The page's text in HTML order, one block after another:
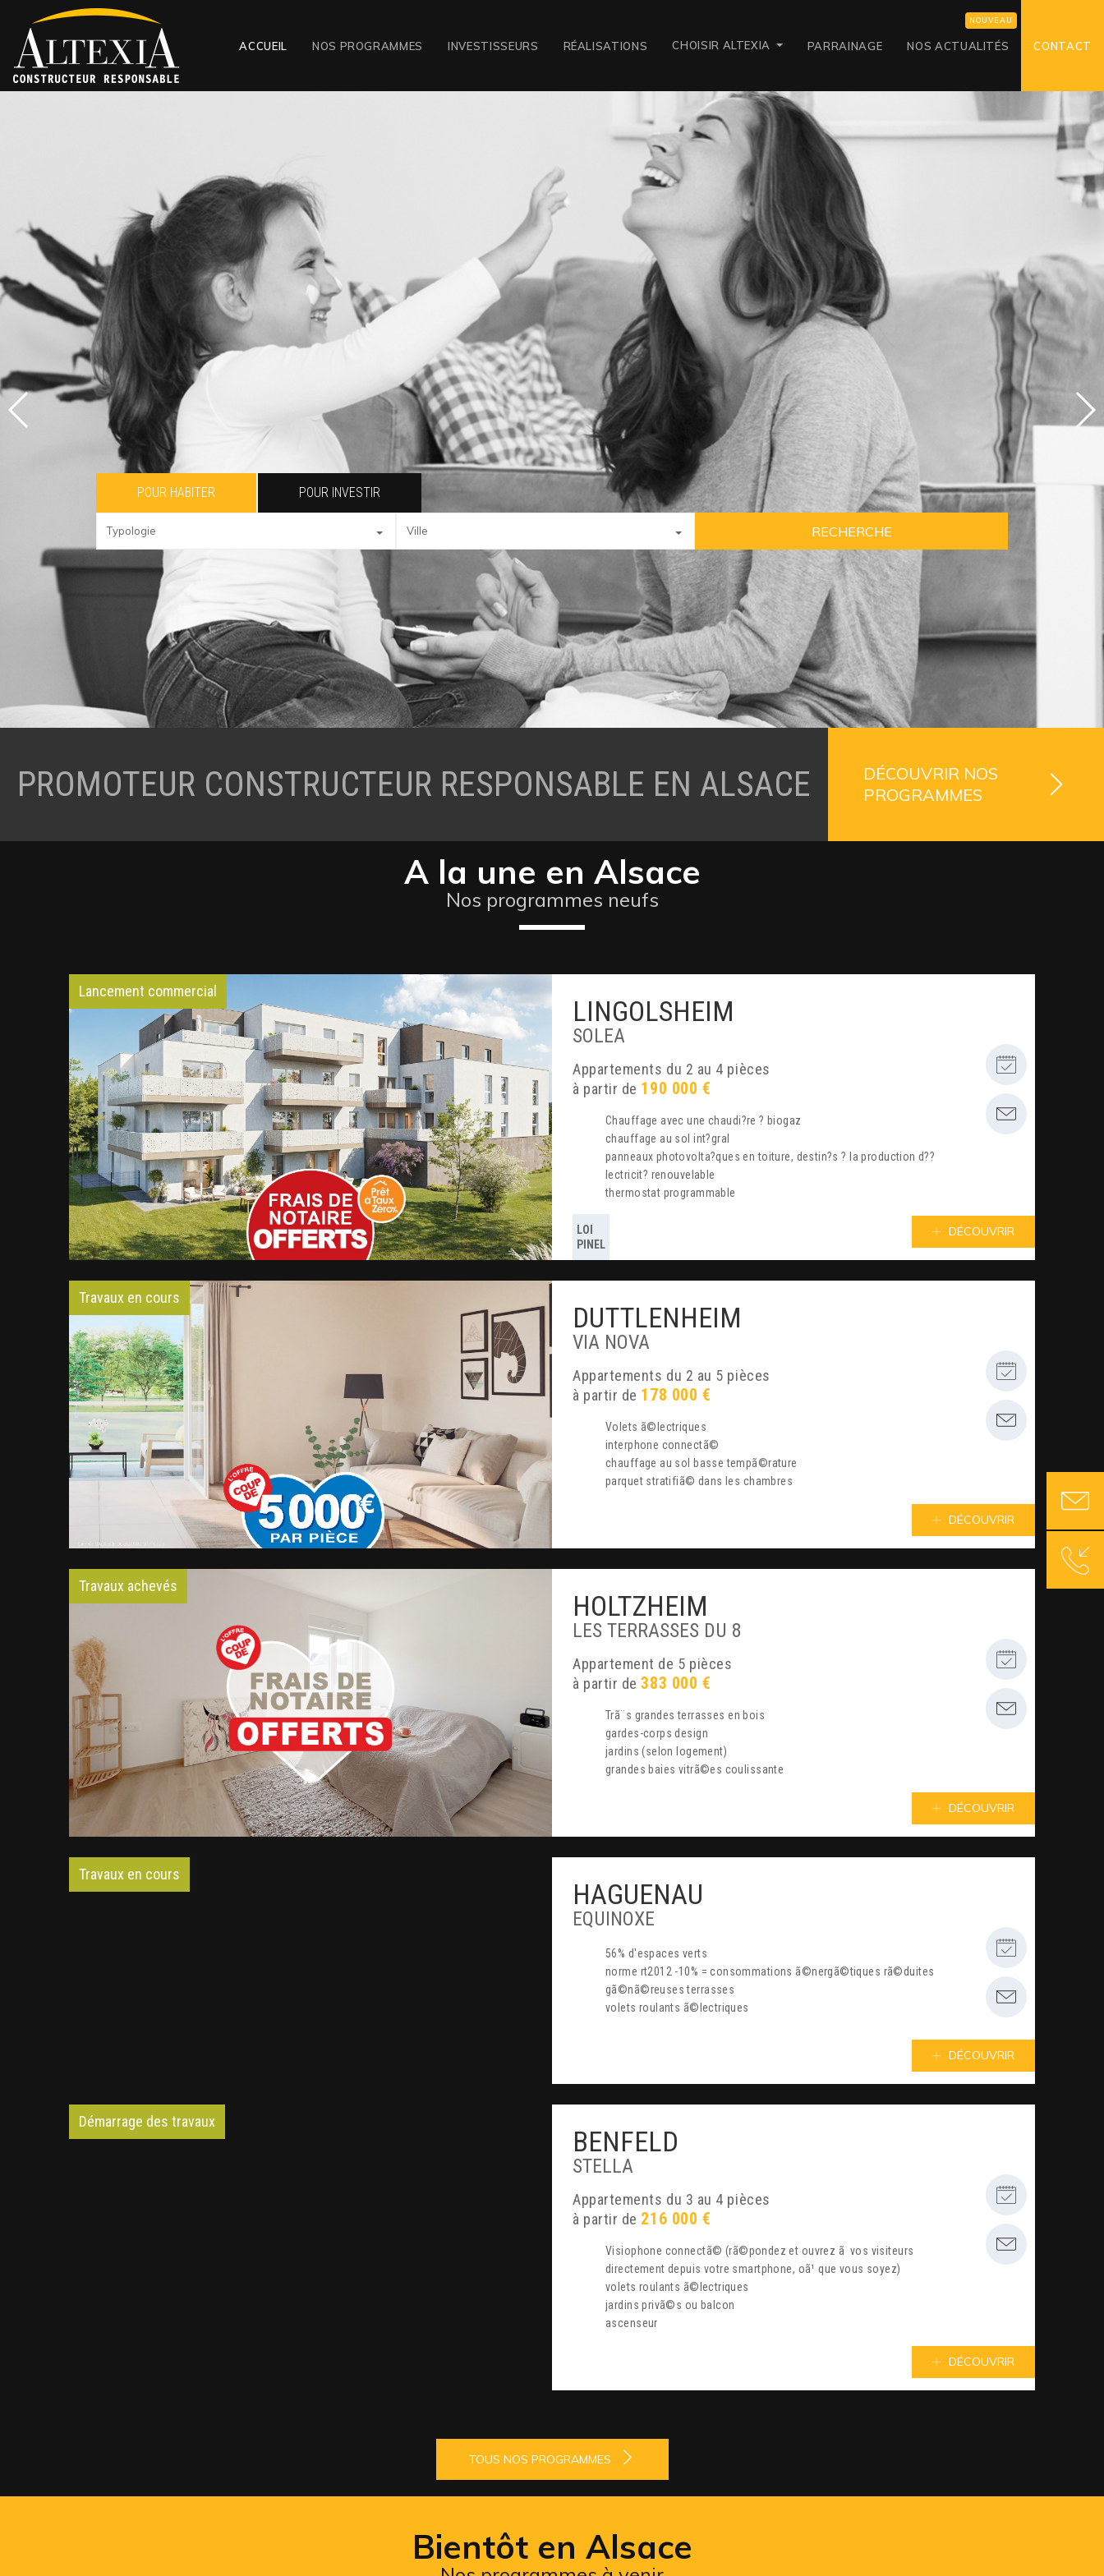
ACCUEIL NOS PROGRAMMES INVESTISSEURS RÉALISATIONS CHOISIR ALTEXIA PARRAINAGE NOS ACTUALITÉS CONTACT
POUR HABITER POUR INVESTIR
typologie ville RECHERCHE
PROMOTEUR CONSTRUCTEUR RESPONSABLE EN ALSACE
DÉCOUVRIR NOS
PROGRAMMES
A la une en Alsace
Nos programmes neufs
Lancement commercial
LINGOLSHEIM
SOLEA
appartements du 2 au 4 pièces
à partir de 190 000 €
chauffage avec une chaudi?re ? biogaz
chauffage au sol int?gral
panneaux photovolta?ques en toiture, destin?s ? la production d??
lectricit? renouvelable
thermostat programmable
LOI
PINEL
DÉCOUVRIR
Travaux en cours
DUTTLENHEIM
VIA NOVA
appartements du 2 au 5 pièces
à partir de 178 000 €
volets ã©lectriques
interphone connectã©
chauffage au sol basse tempã©rature
parquet stratifiã© dans les chambres
DÉCOUVRIR
Travaux achevés
HOLTZHEIM
LES TERRASSES DU 8
appartement de 5 pièces
à partir de383 000 €
trã¨s grandes terrasses en bois
gardes-corps design
jardins (selon logement)
grandes baies vitrã©es coulissante
DÉCOUVRIR
Travaux en cours
HAGUENAU
EQUINOXE
56% d'espaces verts
norme rt2012 -10% = consommations ã©nergã©tiques rã©duites
gã©nã©reuses terrasses
volets roulants ã©lectriques
DÉCOUVRIR
Démarrage des travaux
BENFELD
STELLA
appartements du 3 au 4 pièces
à partir de 216 000 €
visiophone connectã© (rã©pondez et ouvrez ã vos visiteurs
directement depuis votre smartphone, oã¹ que vous soyez)
volets roulants ã©lectriques
jardins privã©s ou balcon
ascenseur
DÉCOUVRIR
TOUS NOS PROGRAMMES
Bientôt en Alsace